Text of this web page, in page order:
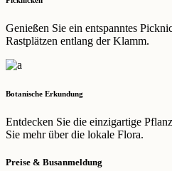
Genießen Sie ein entspanntes
Rastplätzen entlang der Klamm.
Botanische Erkundung
Entdecken Sie die einzigartige
Sie mehr über die lokale Flora.
Preise & Busanmeldung